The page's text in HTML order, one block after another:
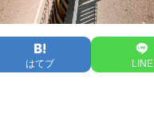
はてブ LINE